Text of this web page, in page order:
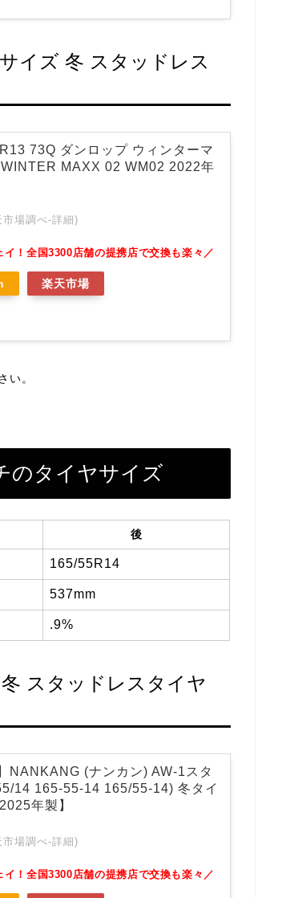
イズ 冬 スタッドレス
73Q ダンロップ ウィンターマ
MAXX 02 WM02 2022年
場調べ-詳細)
！全国3300店舗の提携店で交換も楽々／
楽天市場
い。
のタイヤサイズ
後
165/55R14
537mm
.9%
スタッドレスタイヤ
NANKANG (ナンカン) AW-1スタ
14 165-55-14 165/55-14) 冬タイ
年製】
場調べ-詳細)
！全国3300店舗の提携店で交換も楽々／